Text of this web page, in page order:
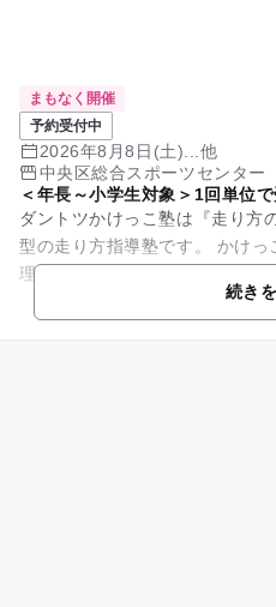
まもなく開催
予約受付中
2026年8月8日(土)...他
中央区総合スポーツセンター
＜年長～小学生対象＞1回単位
ダントツかけっこ塾は『走り方
型の走り方指導塾です。 かけっ
理解し練習すれば上達できる技
続き